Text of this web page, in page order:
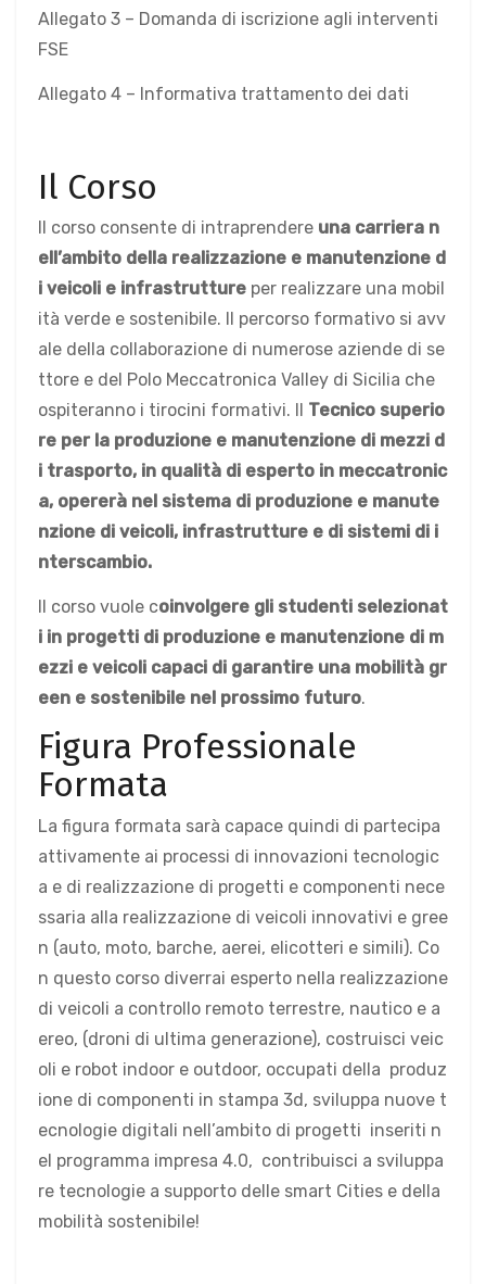
Allegato 3 – Domanda di iscrizione agli interventi
FSE
Allegato 4 – Informativa trattamento dei dati
Il Corso
Il corso consente di intraprendere una carriera n
ell’ambito della realizzazione e manutenzione d
i veicoli e infrastrutture per realizzare una mobil
ità verde e sostenibile. Il percorso formativo si avv
ale della collaborazione di numerose aziende di se
ttore e del Polo Meccatronica Valley di Sicilia che
ospiteranno i tirocini formativi. Il Tecnico superio
re per la produzione e manutenzione di mezzi d
i trasporto, in qualità di esperto in meccatronic
a, opererà nel sistema di produzione e manute
nzione di veicoli, infrastrutture e di sistemi di i
nterscambio.
Il corso vuole coinvolgere gli studenti selezionat
i in progetti di produzione e manutenzione di m
ezzi e veicoli capaci di garantire una mobilità gr
een e sostenibile nel prossimo futuro.
Figura Professionale
Formata
La figura formata sarà capace quindi di partecipa
attivamente ai processi di innovazioni tecnologic
a e di realizzazione di progetti e componenti nece
ssaria alla realizzazione di veicoli innovativi e gree
n (auto, moto, barche, aerei, elicotteri e simili). Co
n questo corso diverrai esperto nella realizzazione
di veicoli a controllo remoto terrestre, nautico e a
ereo, (droni di ultima generazione), costruisci veic
oli e robot indoor e outdoor, occupati della produz
ione di componenti in stampa 3d, sviluppa nuove t
ecnologie digitali nell’ambito di progetti inseriti n
el programma impresa 4.0, contribuisci a sviluppa
re tecnologie a supporto delle smart Cities e della
mobilità sostenibile!